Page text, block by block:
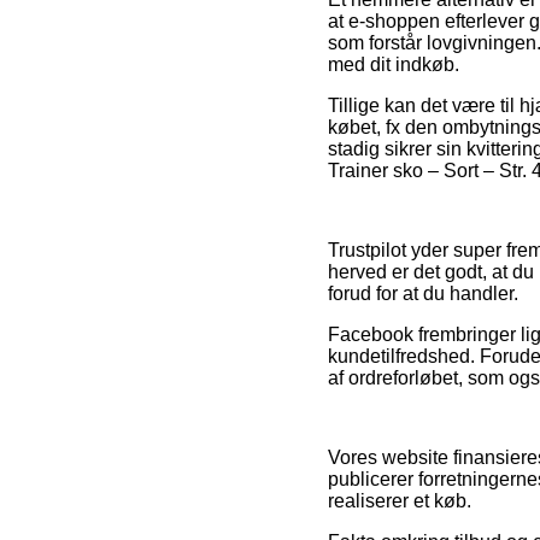
at e-shoppen efterlever
som forstår
med dit indkøb.
Tillige kan det være til
købet, fx den
stadig sikrer sin
Trainer sko – Sort – Str.
Trustpilot yder super
herved er det godt, at
forud for at du handler.
Facebook frembringer
kundetilfredshed.
af ordreforløbet, som
Vores website
publicerer
realiserer et køb.